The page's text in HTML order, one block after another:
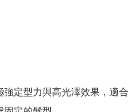
定型力與高光澤效果，適合